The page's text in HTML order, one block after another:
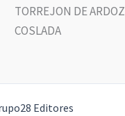
TORREJON DE ARDOZ
COSLADA
Editores